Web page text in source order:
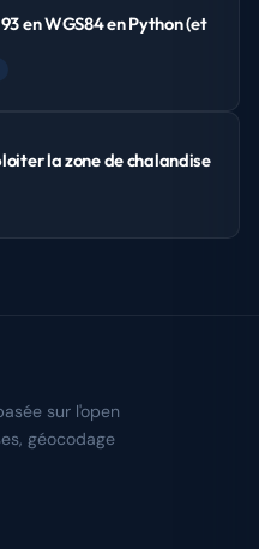
en WGS84 en Python (et
la zone de chalandise
sur l'open
géocodage